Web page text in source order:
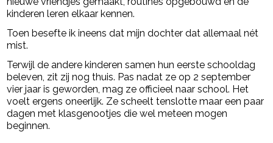
kinderen leren elkaar kennen.
Toen besefte ik ineens dat mijn dochter dat allemaal nét
mist.
Terwijl de andere kinderen samen hun eerste schooldag
beleven, zit zij nog thuis. Pas nadat ze op 2 september
vier jaar is geworden, mag ze officieel naar school. Het
voelt ergens oneerlijk. Ze scheelt tenslotte maar een paar
dagen met klasgenootjes die wel meteen mogen
beginnen.